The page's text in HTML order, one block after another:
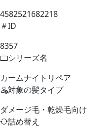
4582521682218
ID
8357
シリーズ名
カームナイトリペア
対象の髪タイプ
ダメージ毛・乾燥毛向け
詰め替え